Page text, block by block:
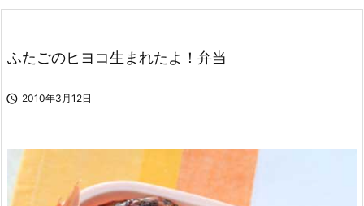

ふたごのヒヨコ生まれたよ！弁当
 2010年3月12日